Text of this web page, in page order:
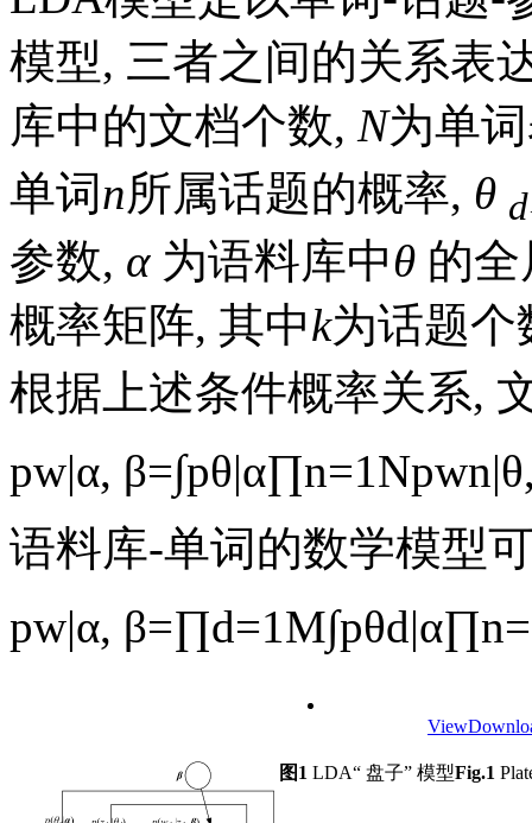
模型, 三者之间的关系表
库中的文档个数, N为单
单词n所属话题的概率, θ d
参数, α 为语料库中θ 的
概率矩阵, 其中k为话题
根据上述条件概率关系,
pw|α, β=∫pθ|α∏n=1Npwn|θ
语料库-单词的数学模型
pw|α, β=∏d=1M∫pθd|α∏n=
View
图1 LDA“ 盘子” 模型Fig.1